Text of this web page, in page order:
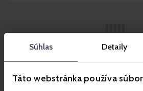
Súhlas Detaily
Táto webstránka používa